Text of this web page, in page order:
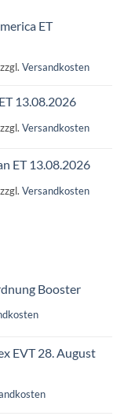
ET
zzgl. Versandkosten
13.08.2026
zzgl. Versandkosten
ET 13.08.2026
zzgl. Versandkosten
Booster
EVT 28. August